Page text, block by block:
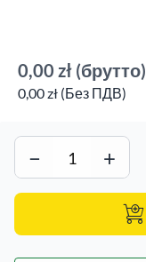
0,00 zł (брутто)
0,00 zł (Без ПДВ)
− +